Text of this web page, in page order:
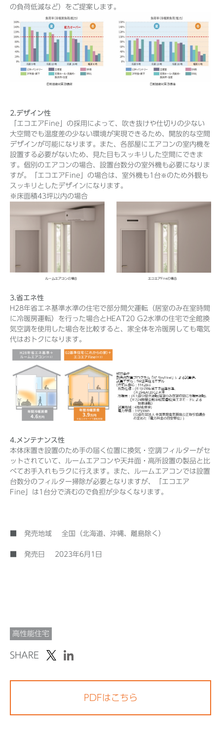
の負荷低減など）をご提案します。
2.デザイン性
「エコエアFine」の採用によって、吹き抜けや仕切りの少ない
大空間でも温度差の少ない環境が実現できるため、開放的な空間
デザインが可能になります。また、各部屋にエアコンの室内機を
設置する必要がないため、見た目もスッキリした空間にできま
す。個別のエアコンの場合、設置台数分の室外機も必要になりま
すが。「エコエアFine」の場合は、室外機も1台※のため外観も
スッキリとしたデザインになります。
※床面積43坪以内の場合
3.省エネ性
H28年省エネ基準水準の住宅で部分間欠運転（居室のみ在室時間
に冷暖房運転）を行った場合とHEAT20 G2水準の住宅で全館換
気空調を使用した場合を比較すると、家全体を冷暖房しても電気
代はおトクになります。
4.メンテナンス性
本体床置き設置のため手の届く位置に換気・空調フィルターがセ
ットされていて、ルームエアコンや天井面・高所設置の製品と比
べてお手入れもラクに行えます。また、ルームエアコンでは設置
台数分のフィルター掃除が必要となりますが、「エコエア
Fine」は1台分で済むので負担が少なくなります。
■ 発売地域 全国（北海道、沖縄、離島除く）
■ 発売日 2023年6月1日
高性能住宅
SHARE
PDFはこちら